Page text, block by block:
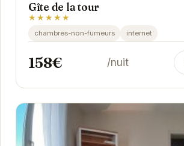
Gîte de la tour
★★★★★
chambres-non-fumeurs internet
158€ /nuit